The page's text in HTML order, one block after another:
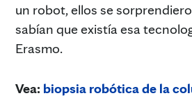
un robot, ellos se
sabían que existía esa
Erasmo.
Vea: biopsia robótica de la